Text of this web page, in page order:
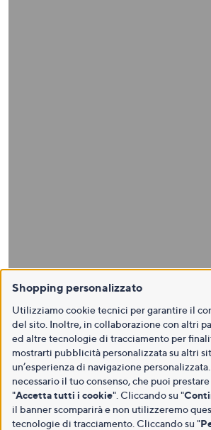
Shopping personalizzato
Utilizziamo cookie tecnici per garantire il
del sito. Inoltre, in collaborazione con altri
ed altre tecnologie di tracciamento per
mostrarti pubblicità personalizzata su altri
un’esperienza di navigazione
necessario il tuo consenso, che puoi
"Accetta tutti i cookie". Cliccando su "
il banner scomparirà e non utilizzeremo
tecnologie di tracciamento. Cliccando su "